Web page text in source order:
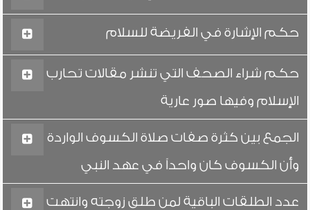
حكم الإشارة في الفريضة للسلام
حكم شراء الصحف التي تنشر مقالات تحارب
الإسلام وفيها صور عارية
الجمع بين كثرة صفات صلاة الكسوف الواردة
وأن الكسوف كان واحداً في عهد النبي
عدد الطلقات الباقية لمن طلق زوجته وانتهت